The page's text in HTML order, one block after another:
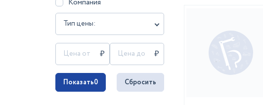
Тип цены:
Показать0 Сбросить